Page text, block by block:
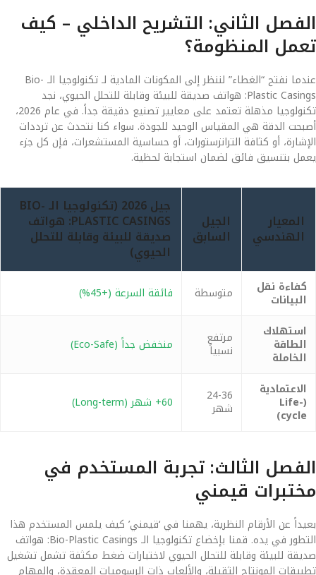
الفصل الثاني: التشريح الداخلي – كيف
تعمل المنظومة؟
عندما نفتح “الغطاء” لننظر إلى المكونات المادية لـ تكنولوجيا الـ Bio-
Plastic Casings: هواتف صديقة للبيئة وقابلة للتحلل الحيوي، نجد
تكنولوجيا مذهلة تعتمد على معايير تصنيع دقيقة جداً. في عام 2026،
أصبحت الدقة هي المقياس الوحيد للجودة. سواء كنا نتحدث عن ترددات
الإشارة، أو كثافة الترانزستورات، أو حساسية المستشعرات، فإن كل جزء
يعمل بتنسيق فائق لضمان استجابة لحظية.
المعيار
الهندسي
الجيل
السابق
جيل 2026 (تكنولوجيا الـ BIO-
PLASTIC CASINGS: هواتف
صديقة للبيئة وقابلة للتحلل
الحيوي)
كفاءة نقل
البيانات متوسطة
فائقة السرعة (+45%)
استهلاك
الطاقة
الخاملة
مرتفع
نسبياً منخفض جداً (Eco-Safe)
الاعتمادية
(Life-
cycle)
24-36
شهر 60+ شهر (Long-term)
الفصل الثالث: تجربة المستخدم في
مختبرات قيمني
بعيداً عن الأرقام النظرية، يهمنا في ‘قيمني’ كيف يلمس المستخدم هذا
التطور في يده. قمنا بإخضاع تكنولوجيا الـ Bio-Plastic Casings: هواتف
صديقة للبيئة وقابلة للتحلل الحيوي لاختبارات ضغط مكثفة تشمل تشغيل
تطبيقات المونتاج الثقيلة، والألعاب ذات الرسوميات المعقدة، والمهام